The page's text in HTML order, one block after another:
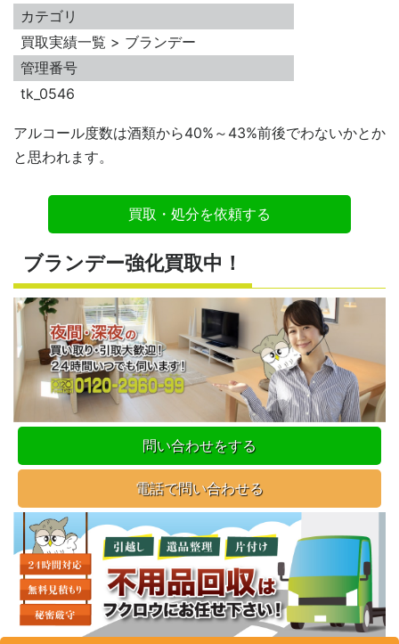
カテゴリ
買取実績一覧 > ブランデー
管理番号
tk_0546
アルコール度数は酒類から40%～43%前後でわないかとか
と思われます。
買取・処分を依頼する
ブランデー強化買取中！
問い合わせをする
電話で問い合わせる